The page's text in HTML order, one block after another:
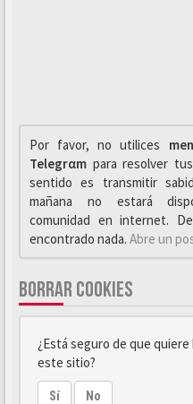
Por favor, no utilices
Telegrαm para resolver
sentido es transmitir
mañana no estará
comunidad en internet.
encontrado nada. Abre un
BORRAR COOKIES
¿Está seguro de que
este sitio?
Sí No